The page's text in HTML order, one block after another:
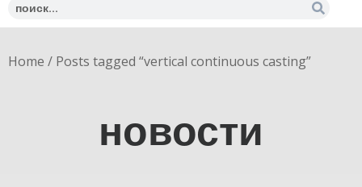
Home / Posts tagged “vertical continuous casting”
новости